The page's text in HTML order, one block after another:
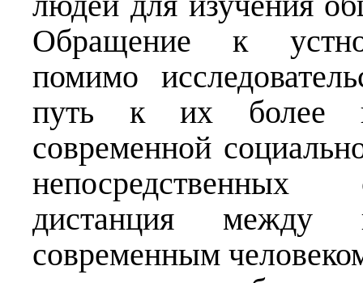
Обращение к
помимо
путь к их более
современной
непосредственных
дистанция
современным